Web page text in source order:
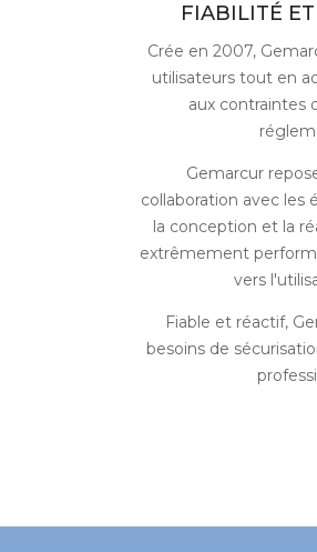
FIABILITÉ
Crée en 2007,
utilisateurs tout en
aux contraintes
Gemarcur
collaboration avec les
la conception et la
extrêmement
vers
Fiable et réactif,
besoins de